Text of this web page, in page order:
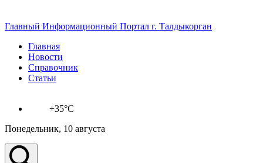
Главный Информационный Портал г. Талдыкорган
Главная
Новости
Справочник
Статьи
+35°C
Понедельник, 10 августа